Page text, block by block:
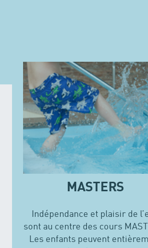
MASTERS
Indépendance et plaisir de
sont au centre des cours
Les enfants peuvent